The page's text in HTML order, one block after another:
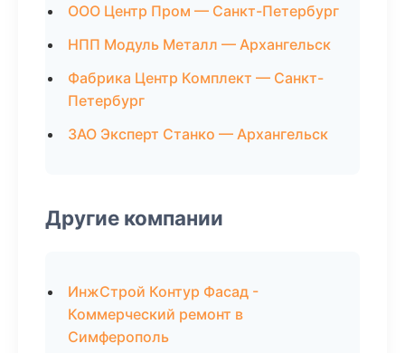
ООО Центр Пром — Санкт-Петербург
НПП Модуль Металл — Архангельск
Фабрика Центр Комплект — Санкт-
Петербург
ЗАО Эксперт Станко — Архангельск
Другие компании
ИнжСтрой Контур Фасад -
Коммерческий ремонт в
Симферополь